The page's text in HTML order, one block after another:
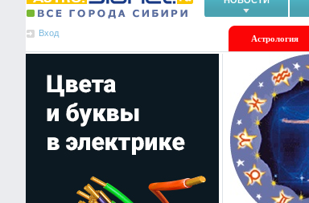
Вход
Астрология